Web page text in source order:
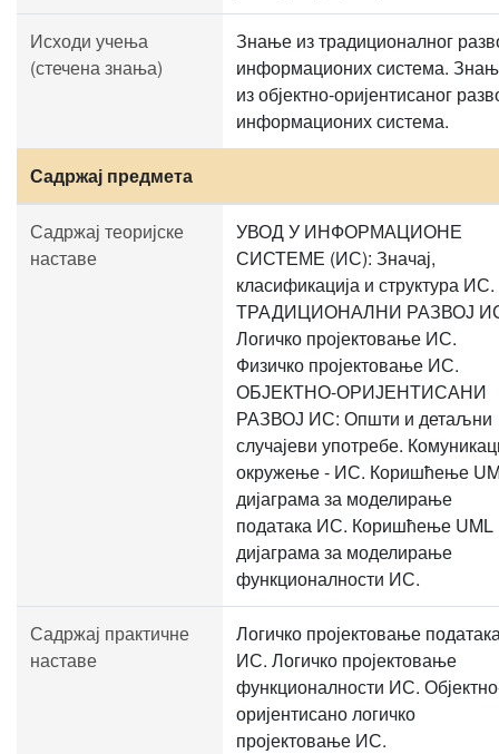
Исходи учења
(стечена знања)
Знање из традиционалног
информационих система.
из објектно-оријентисаног
информационих система.
Садржај предмета
Садржај теоријске
наставе
УВОД У ИНФОРМАЦИОНЕ
СИСТЕМЕ (ИС): Значај,
класификација и структура ИС.
ТРАДИЦИОНАЛНИ РАЗВОЈ
Логичко пројектовање ИС.
Физичко пројектовање ИС.
ОБЈЕКТНО-ОРИЈЕНТИСАНИ
РАЗВОЈ ИС: Општи и детаљни
случајеви употребе.
окружење - ИС. Коришћење
дијаграма за моделирање
података ИС. Коришћење UML
дијаграма за моделирање
функционалности ИС.
Садржај практичне
наставе
Логичко пројектовање
ИС. Логичко пројектовање
функционалности ИС.
оријентисано логичко
пројектовање ИС.